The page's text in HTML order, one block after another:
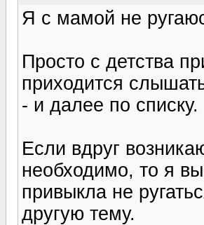
Я с мамой не
Просто с детства
приходится
- и далее по списку.
Если вдруг
необходимо, то я
привыкла не
другую тему.